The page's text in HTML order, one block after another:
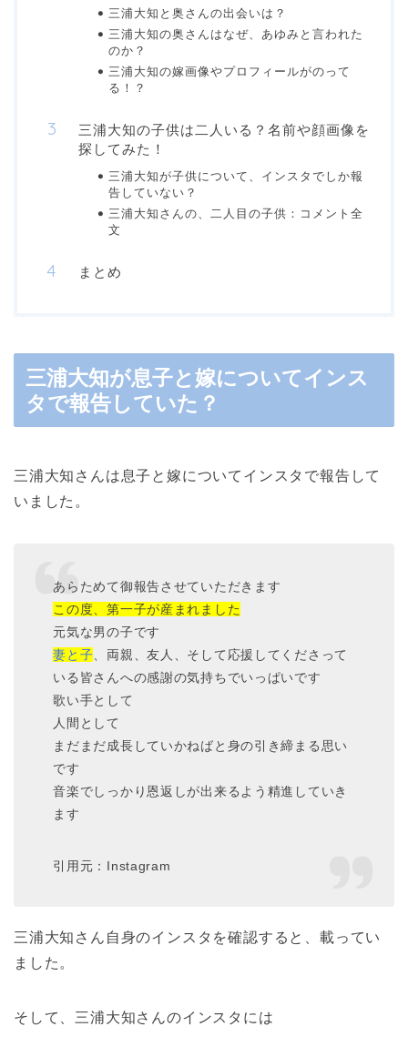
三浦大知と奥さんの出会いは？
三浦大知の奥さんはなぜ、あゆみと言われた
のか？
三浦大知の嫁画像やプロフィールがのって
る！？
三浦大知の子供は二人いる？名前や顔画像を
探してみた！
三浦大知が子供について、インスタでしか報
告していない？
三浦大知さんの、二人目の子供：コメント全
文
まとめ
三浦大知が息子と嫁についてインス
タで報告していた？
三浦大知さんは息子と嫁についてインスタで報告して
いました。
あらためて御報告させていただきます
この度、第一子が産まれました
元気な男の子です
妻と子 、両親、友人、そして応援してくださって
いる皆さんへの感謝の気持ちでいっぱいです
歌い手として
人間として
まだまだ成長していかねばと身の引き締まる思い
です
音楽でしっかり恩返しが出来るよう精進していき
ます
引用元：Instagram
三浦大知さん自身のインスタを確認すると、載ってい
ました。
そして、三浦大知さんのインスタには